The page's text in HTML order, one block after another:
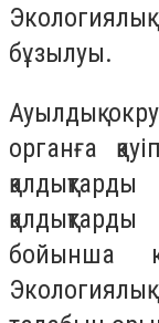
бұзылуы.
Ауылдық
органға
бойынша